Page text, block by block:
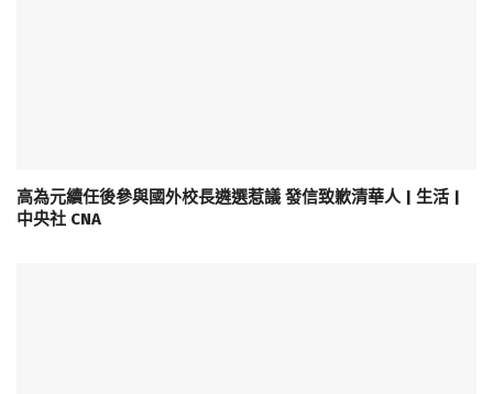
高為元續任後參與國外校長遴選惹議 發信致歉清華人 | 生活 |
中央社 CNA